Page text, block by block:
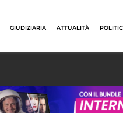
GIUDIZIARIA ATTUALITÀ